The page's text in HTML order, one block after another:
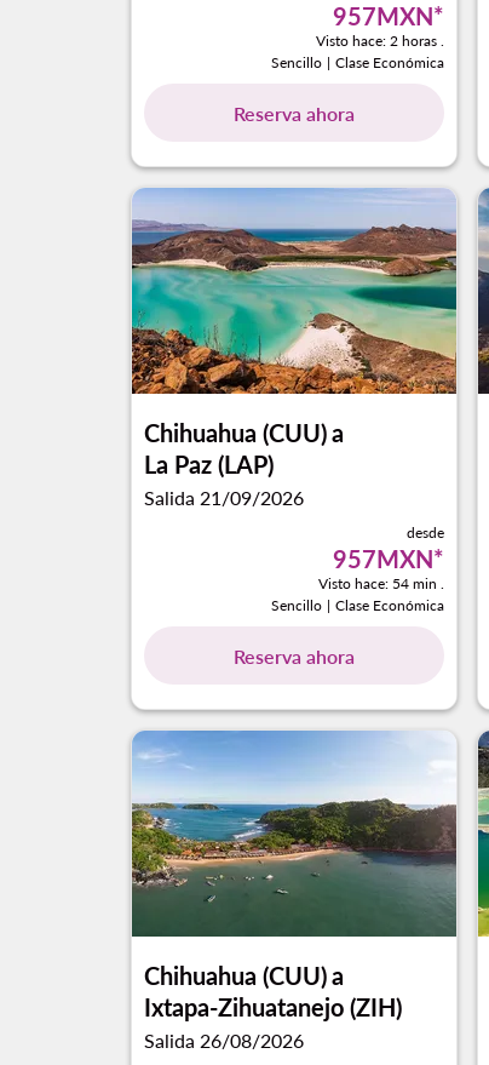
957MXN*
Visto hace: 2 horas .
Sencillo | Clase Económica
Reserva ahora
Chihuahua (CUU)a
La Paz (LAP)
Salida 21/09/2026
desde
957MXN*
Visto hace: 54 min .
Sencillo | Clase Económica
Reserva ahora
Chihuahua (CUU)a
Ixtapa-Zihuatanejo (ZIH)
Salida 26/08/2026